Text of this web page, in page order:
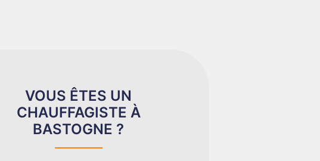
VOUS ÊTES UN
CHAUFFAGISTE À
BASTOGNE ?